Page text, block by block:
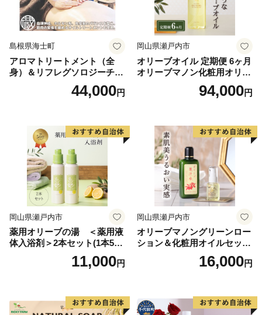
そして「デニム」。福山市は日本屈指のデニム生地の産
地であり、その生産量は全国シェア8割を占めるほど。
G7広島サミットでは、来訪したG7各国代表団及びプレ
ス関係者の記念品として、福山のデニムを使ったサミッ
トバッグが採用されました。
福山市は「世界に誇るばらのまち」をめざした活動を行
焼失。戦後の混迷を抜け出せない中、1956年、南公園
（現在のばら公園）に近隣住民の手によって、ばらの苗
1,000本が植えられました。ここから、「ばらのまち福
山」の歴史が始まりました。現在では、市民や団体、事
業者などと行政が手を取り合い、100万本のばらが咲く
まちとなっています。ばらは福山市にとって復興のシン
ボルであり、「思いやり 優しさ 助け合いの心」を育て
ていこうとするメッセージが込められています。
2025年、世界中からばらを愛する人たちが一斉に集う
「世界バラ会議福山大会」及び「Rose Expo
を国内外に発信しました。
島根県海士町
アロマトリートメント（全
身）＆リフレグソロジーチケ
44,000円
岡山県瀬戸内市
オリーブオイル 定期便 6ヶ月
オリーブマノン化粧用オリー
ブオイル 200ml オリーブ オ
イル 美容 スキンケア 化粧用
94,000円
岡山県瀬戸内市
薬用オリーブの湯 ＜薬用液
体入浴剤＞2本セット(1本500
11,000円
岡山県瀬戸内市
オリーブマノングリーンロー
ション＆化粧用オイルセット
美容グッズ スキンケア 化粧
16,000円